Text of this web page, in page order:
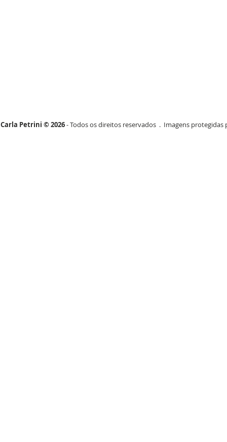
Carla Petrini © 2026- Todos os direitos reservados . Imagens